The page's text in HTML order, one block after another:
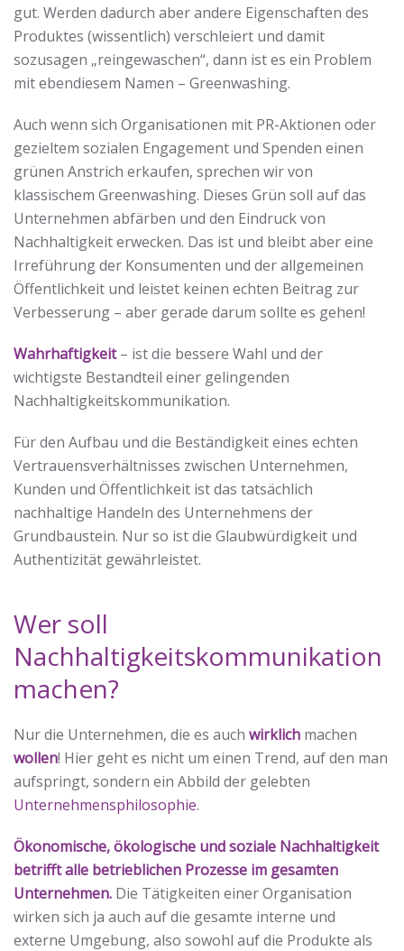
gut. Werden dadurch aber andere Eigenschaften des
Produktes (wissentlich) verschleiert und damit
sozusagen „reingewaschen“, dann ist es ein Problem
mit ebendiesem Namen – Greenwashing.
Auch wenn sich Organisationen mit PR-Aktionen oder
gezieltem sozialen Engagement und Spenden einen
grünen Anstrich erkaufen, sprechen wir von
klassischem Greenwashing. Dieses Grün soll auf das
Unternehmen abfärben und den Eindruck von
Nachhaltigkeit erwecken. Das ist und bleibt aber eine
Irreführung der Konsumenten und der allgemeinen
Öffentlichkeit und leistet keinen echten Beitrag zur
Verbesserung – aber gerade darum sollte es gehen!
Wahrhaftigkeit– ist die bessere Wahl und der
wichtigste Bestandteil einer gelingenden
Nachhaltigkeitskommunikation.
Für den Aufbau und die Beständigkeit eines echten
Vertrauensverhältnisses zwischen Unternehmen,
Kunden und Öffentlichkeit ist das tatsächlich
nachhaltige Handeln des Unternehmens der
Grundbaustein. Nur so ist die Glaubwürdigkeit und
Authentizität gewährleistet.
Wer soll
Nachhaltigkeitskommunikation
machen?
Nur die Unternehmen, die es auch wirklich machen
wollen! Hier geht es nicht um einen Trend, auf den man
aufspringt, sondern ein Abbild der gelebten
Unternehmensphilosophie.
Ökonomische, ökologische und soziale Nachhaltigkeit
betrifft alle betrieblichen Prozesse im gesamten
Unternehmen. Die Tätigkeiten einer Organisation
wirken sich ja auch auf die gesamte interne und
externe Umgebung, also sowohl auf die Produkte als